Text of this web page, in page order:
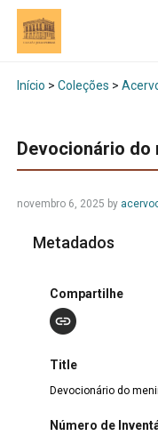
Início > Coleções >
Devocionário do
novembro 6, 2025 by
Metadados
Compartilhe
Title
Devocionário do
Número de